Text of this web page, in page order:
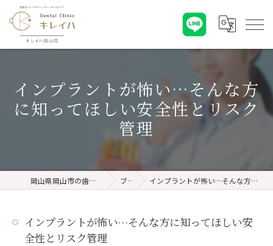
インプラントが怖い…そんな方
に知ってほしい安全性とリスク
管理
岡山県岡山市の歯医者ならキレイハ岡山院 ブログ インプラントが怖い…そんな方に知ってほしい安全性とリスク管理
インプラントが怖い…そんな方に知ってほしい安
全性とリスク管理